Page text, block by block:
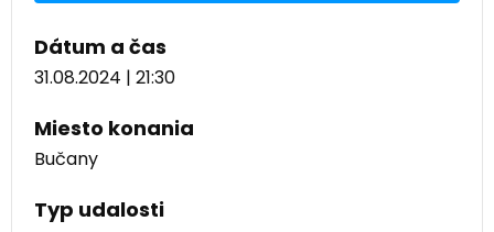
Dátum a čas
31.08.2024 | 21:30
Miesto konania
Bučany
Typ udalosti